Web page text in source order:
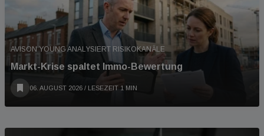
AVISON YOUNG ANALYSIERT RISIKOKANÄLE
Markt-Krise spaltet Immo-Bewertung
06. AUGUST 2026 / LESEZEIT 1 MIN